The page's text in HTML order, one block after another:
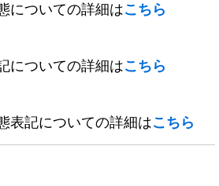
についての詳細はこちら
についての詳細はこちら
表記についての詳細はこちら